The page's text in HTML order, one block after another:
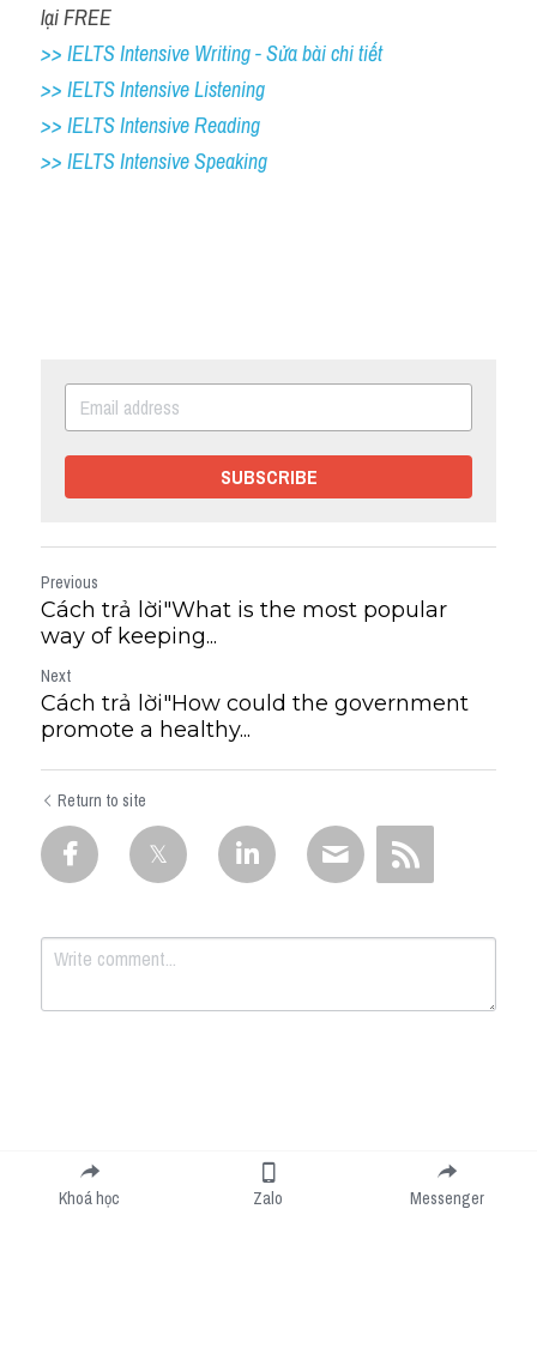
lại FREE
>> IELTS Intensive Writing - Sửa bài chi tiết
>> IELTS Intensive Listening
>> IELTS Intensive Reading
>> IELTS Intensive Speaking
SUBSCRIBE
Previous
Cách trả lời"What is the most popular
way of keeping...
Next
Cách trả lời"How could the government
promote a healthy...
Return to site
Submit
Khoá học Zalo Messenger